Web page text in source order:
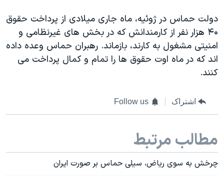
دولت حماس در ژوئیه، ماه جاری میلادی از پرداخت حقوق
۴۰ هزار نفر از کارمندانش که در بخش های غیرنظامی و
امنیتی مشغول به کارند، بازماند. رهبران حماس وعده داده
اند که در ماه اوت حقوق ها را تمام و کمال پرداخت می
کنند.
اشتراک Follow us
مطالب مرتبط
چرخش به سوی ریاض، سیلی حماس بر صورت ایران